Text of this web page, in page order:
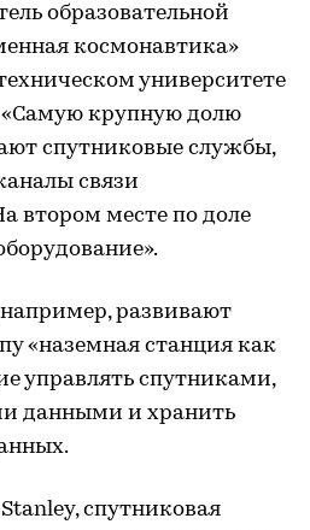
образовательной
космонавтика»
университете
крупную долю
спутниковые службы,
связи
втором месте по доле
развивают
«наземная станция как
управлять спутниками,
данными и хранить
спутниковая